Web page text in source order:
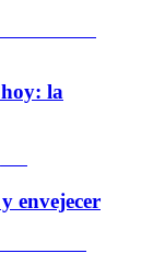
la
envejecer